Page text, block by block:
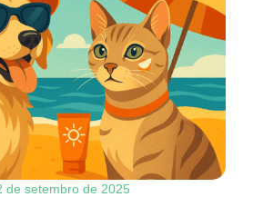
de setembro de 2025